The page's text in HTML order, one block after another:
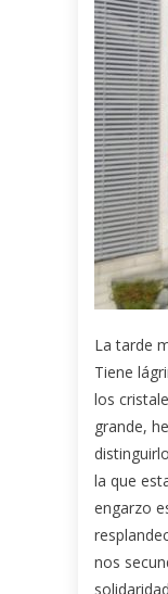
La tarde
Tiene
los
grande,
la que
engarzo
nos